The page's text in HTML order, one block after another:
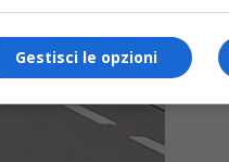
Gestisci le opzioni